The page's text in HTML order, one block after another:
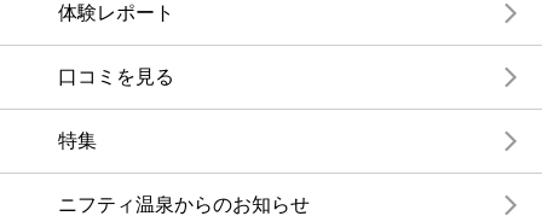
体験レポート
口コミを見る
特集
ニフティ温泉からのお知らせ